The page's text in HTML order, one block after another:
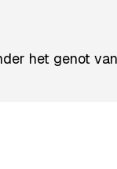
het genot